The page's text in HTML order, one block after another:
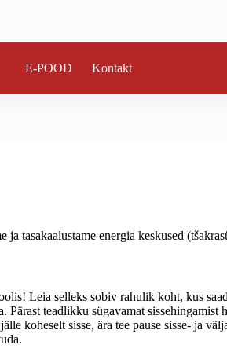
E-POOD Kontakt
tasakaalustame energia keskused
Leia selleks sobiv rahulik koht, kus
teadlikku sügavamat sissehingamist
koheselt sisse, ära tee pause sisse- ja